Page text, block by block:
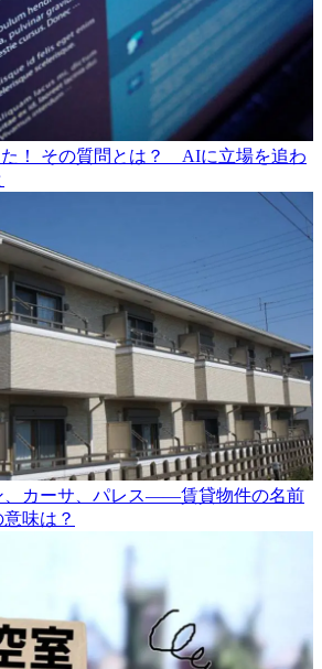
た！ その質問とは？ AIに立場を追わ
、カーサ、パレス――賃貸物件の名前
味は？